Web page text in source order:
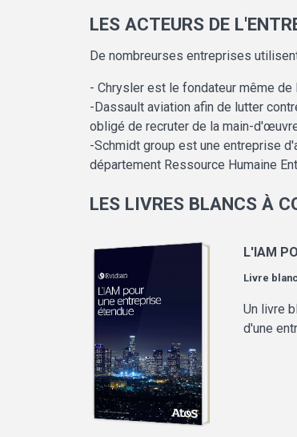
LES ACTEURS DE
De nombreurses entreprises
- Chrysler est le fondateur même
-Dassault aviation afin de lutter
obligé de recruter de la main-
-Schmidt group est une entreprise
département Ressource Humaine
LES LIVRES BLANCS À
L'IAM
Livre
Un livre
d'une